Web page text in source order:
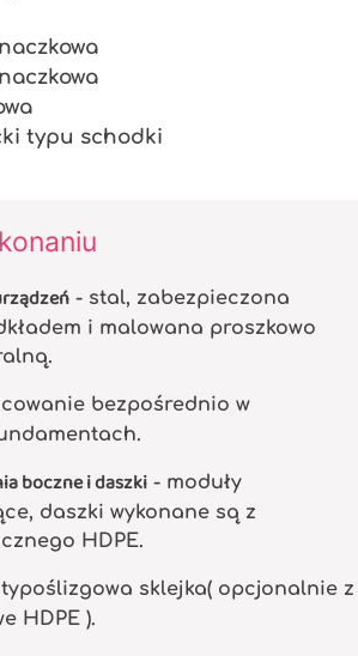
typu schodki
- stal, zabezpieczona
i malowana proszkowo
bezpośrednio w
boczne i daszki - moduły
daszki wykonane są z
HDPE.
sklejka( opcjonalnie z
HDPE ).